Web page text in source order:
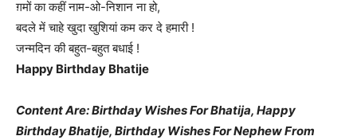
ग़मों का कहीं नाम-ओ-निशान ना हो,
बदले में चाहे खुदा खुशियां कम कर दे हमारी !
जन्मदिन की बहुत-बहुत बधाई !
Happy Birthday Bhatije
Content Are: Birthday Wishes For Bhatija, Happy
Birthday Bhatije, Birthday Wishes For Nephew From